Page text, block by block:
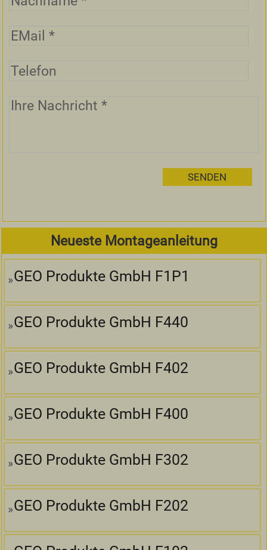
Neueste Montageanleitung
GEO Produkte GmbH F1P1
GEO Produkte GmbH F440
GEO Produkte GmbH F402
GEO Produkte GmbH F400
GEO Produkte GmbH F302
GEO Produkte GmbH F202